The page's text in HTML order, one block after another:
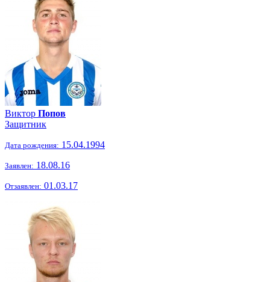
Виктор Попов
Защитник
Дата рождения: 15.04.1994
Заявлен: 18.08.16
Отзаявлен: 01.03.17